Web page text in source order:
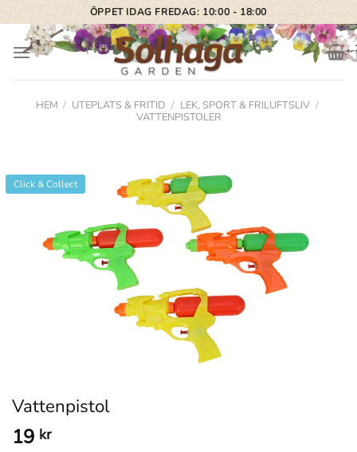
Skip
to
content
ÖPPET IDAG FREDAG: 10:00 - 18:00
HEM / UTEPLATS & FRITID / LEK, SPORT & FRILUFTSLIV /
VATTENPISTOLER
Click & Collect
Vattenpistol
19 kr